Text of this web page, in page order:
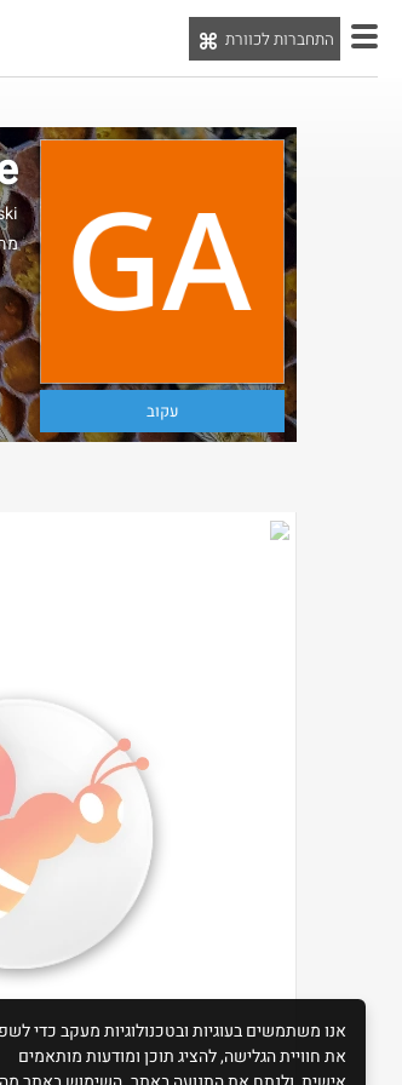
התחברות לכוורת
עקוב
3.
אנו משתמשים בעוגיות ובטכנולוגיות מעקב כדי
את חוויית הגלישה, להציג תוכן ומודעות מותאמים